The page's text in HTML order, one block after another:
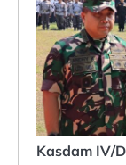
Kasdam IV/